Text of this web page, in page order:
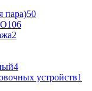
пара)50
106
2
4
устройств1